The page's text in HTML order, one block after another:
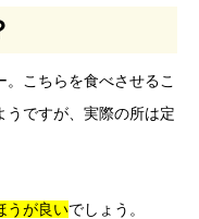
こちらを食べさせるこ
うですが、実際の所は定
うが良いでしょう。